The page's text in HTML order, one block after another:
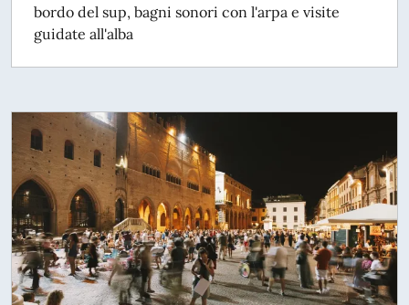
bordo del sup, bagni sonori con l'arpa e visite
guidate all'alba